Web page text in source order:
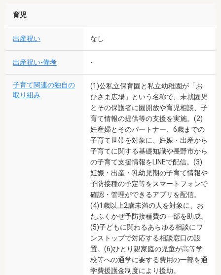
育児
出産祝い なし
出産祝い-備考 -
子育て関連の独自の
取り組み
(1)公私立保育園と私立幼稚園が「お
ひさま広場」という名称で、未就園児
とその保護者に園開放や育児相談、子
育て情報の提供等の支援を実施。(2)
妊産婦とそのパートナー、6歳までの
子育て世帯を対象に、妊娠・出産から
子育てに関する基礎知識や長野市から
の子育て支援情報をLINEで配信。(3)
妊娠・出産・乳幼児期の子育て情報や
予防接種の予定等をスマートフォンで
確認・管理ができるアプリを配信。
(4)1歳以上2歳未満の人を対象に、お
たふくかぜ予防接種費の一部を助成。
(5)子どもに関わるあらゆる相談にワ
ンストップで対応する相談窓口の設
置。(6)ひとり親家庭の児童が高等学
校等への通学に要する費用の一部を通
学費援護金制度により援助。